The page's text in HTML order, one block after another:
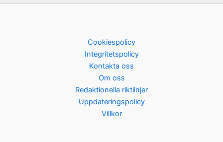
Cookiespolicy
Integritetspolicy
Kontakta oss
Om oss
Redaktionella riktlinjer
Uppdateringspolicy
Villkor